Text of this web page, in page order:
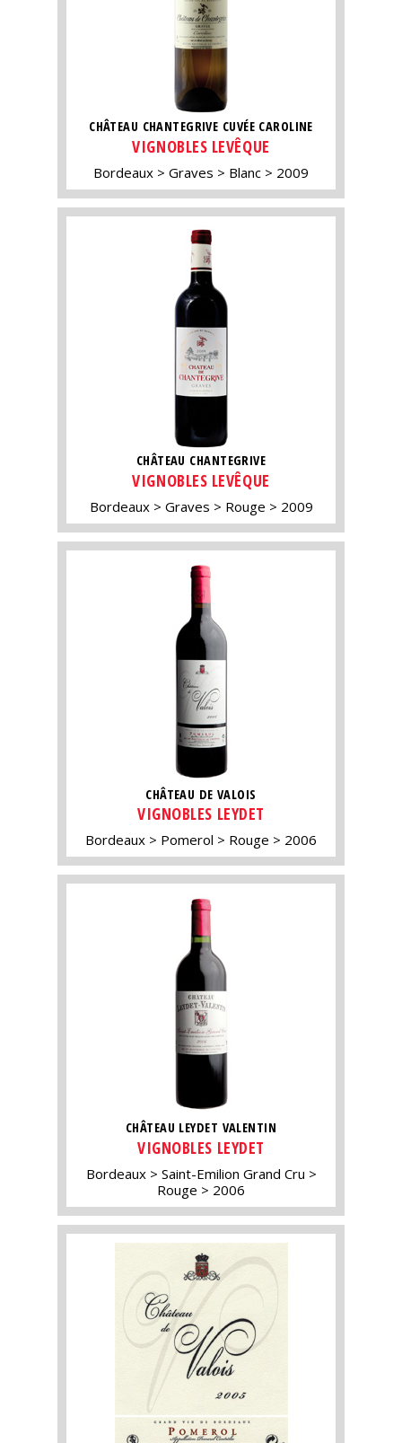
CHÂTEAU CHANTEGRIVE CUVÉE CAROLINE
VIGNOBLES LEVÊQUE
Bordeaux Graves Blanc 2009
CHÂTEAU CHANTEGRIVE
VIGNOBLES LEVÊQUE
Bordeaux Graves Rouge 2009
CHÂTEAU DE VALOIS
VIGNOBLES LEYDET
Bordeaux Pomerol Rouge 2006
CHÂTEAU LEYDET VALENTIN
VIGNOBLES LEYDET
Bordeaux
Saint-Emilion Grand Cru
Rouge
2006